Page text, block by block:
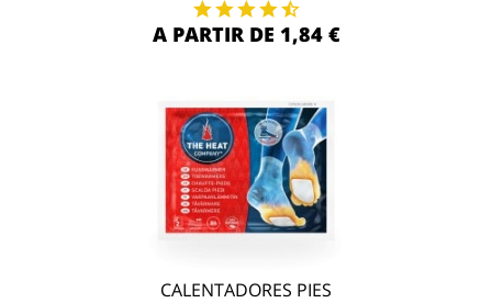
A PARTIR DE 1,84 €
CALENTADORES PIES